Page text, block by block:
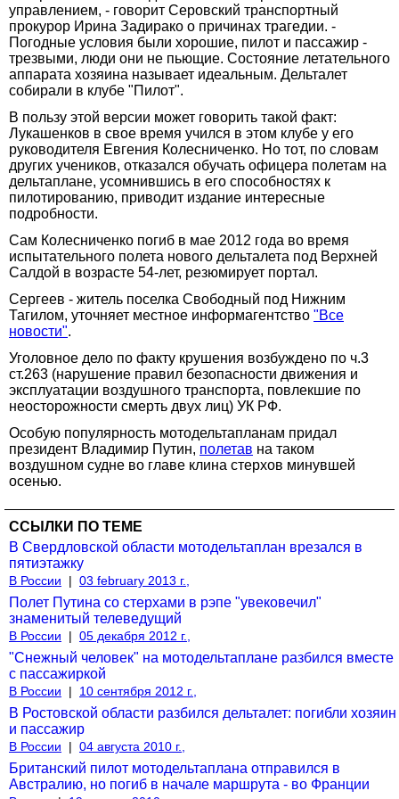
управлением, - говорит Серовский транспортный
прокурор Ирина Задирако о причинах трагедии. -
Погодные условия были хорошие, пилот и пассажир -
трезвыми, люди они не пьющие. Состояние летательного
аппарата хозяина называет идеальным. Дельталет
собирали в клубе "Пилот".
В пользу этой версии может говорить такой факт:
Лукашенков в свое время учился в этом клубе у его
руководителя Евгения Колесниченко. Но тот, по словам
других учеников, отказался обучать офицера полетам на
дельтаплане, усомнившись в его способностях к
пилотированию, приводит издание интересные
подробности.
Сам Колесниченко погиб в мае 2012 года во время
испытательного полета нового дельталета под Верхней
Салдой в возрасте 54-лет, резюмирует портал.
Сергеев - житель поселка Свободный под Нижним
Тагилом, уточняет местное информагентство "Все
новости".
Уголовное дело по факту крушения возбуждено по ч.3
ст.263 (нарушение правил безопасности движения и
эксплуатации воздушного транспорта, повлекшие по
неосторожности смерть двух лиц) УК РФ.
Особую популярность мотодельтапланам придал
президент Владимир Путин, полетав на таком
воздушном судне во главе клина стерхов минувшей
осенью.
ССЫЛКИ ПО ТЕМЕ
В Свердловской области мотодельтаплан врезался в
пятиэтажку
В России | 03 february 2013 г.,
Полет Путина со стерхами в рэпе "увековечил"
знаменитый телеведущий
В России | 05 декабря 2012 г.,
"Снежный человек" на мотодельтаплане разбился вместе
с пассажиркой
В России | 10 сентября 2012 г.,
В Ростовской области разбился дельталет: погибли хозяин
и пассажир
В России | 04 августа 2010 г.,
Британский пилот мотодельтаплана отправился в
Австралию, но погиб в начале маршрута - во Франции